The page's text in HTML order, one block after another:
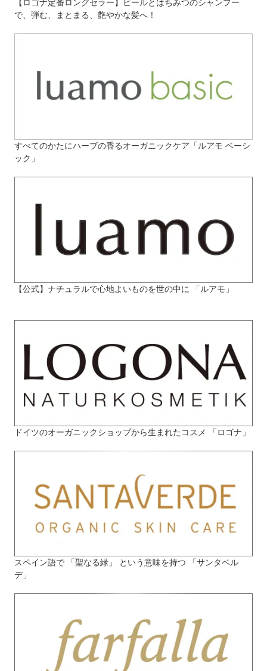
【ロゴナ定番ロングセラー】ビールとはちみつのシャンプー
で、弾む、まとまる、艶やかな髪へ！
すべてのかたにハーブの香るオーガニックケア「ルアモ ベーシ
ック」
【公式】ナチュラルで心地よいものを世の中に 「ルアモ」
ドイツのオーガニックショップから生まれたコスメ 「ロゴナ」
スペイン語で 「聖なる緑」 という意味を持つ 「サンタベル
デ」